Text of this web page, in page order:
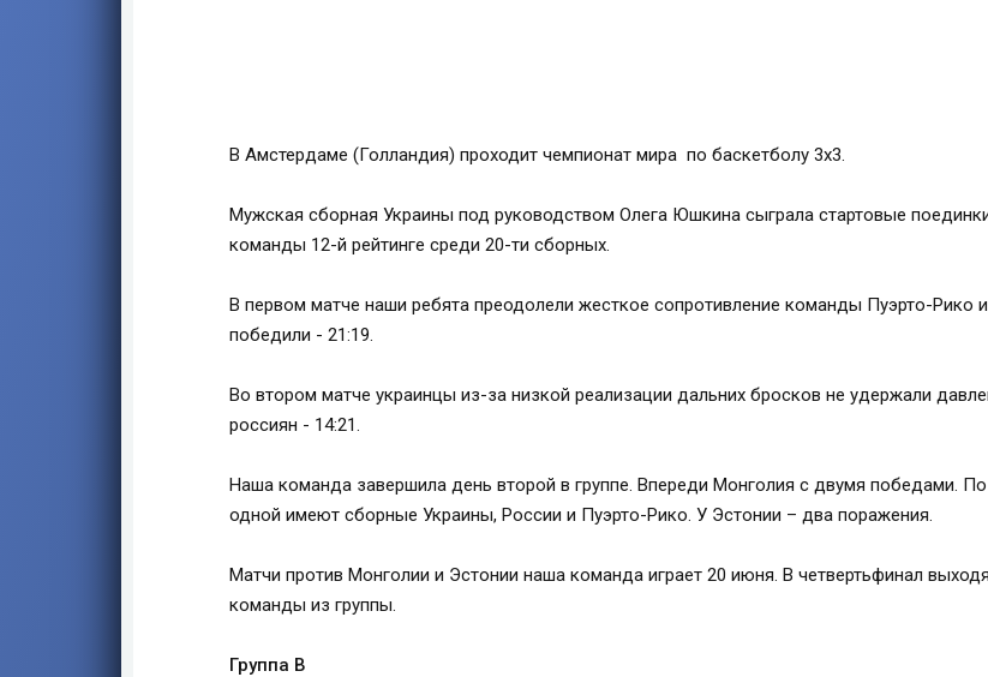
В Амстердаме (Голландия) проходит чемпионат мира по баскетболу 3х3.
Мужская сборная Украины под руководством Олега Юшкина сыграла стартовые
команды 12-й рейтинге среди 20-ти сборных.
В первом матче наши ребята преодолели жесткое сопротивление команды Пуэрто-Рико и
победили - 21:19.
Во втором матче украинцы из-за низкой реализации дальних бросков не удержали
россиян - 14:21.
Наша команда завершила день второй в группе. Впереди Монголия с двумя победами. По
одной имеют сборные Украины, России и Пуэрто-Рико. У Эстонии – два поражения.
Матчи против Монголии и Эстонии наша команда играет 20 июня. В четвертьфинал
команды из группы.
Группа B